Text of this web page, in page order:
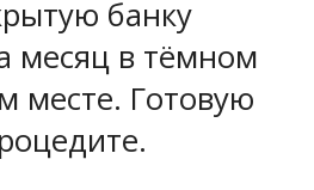
банку
месяц в тёмном
месте. Готовую